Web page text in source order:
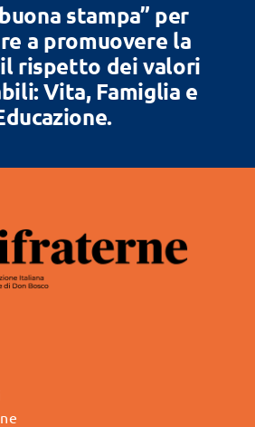
stampa” per
a promuovere la
rispetto dei valori
Vita, Famiglia e